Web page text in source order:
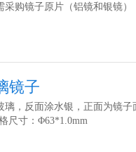
采购镜子原片（铝镜和银镜）
镜子
璃，反面涂水银，正面为镜子
尺寸：Φ63*1.0mm